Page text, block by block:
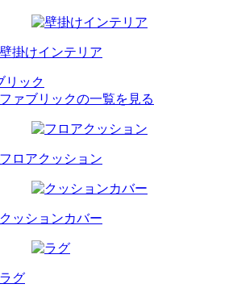
壁掛けインテリア
リック
ファブリックの一覧を見る
フロアクッション
クッションカバー
ラグ